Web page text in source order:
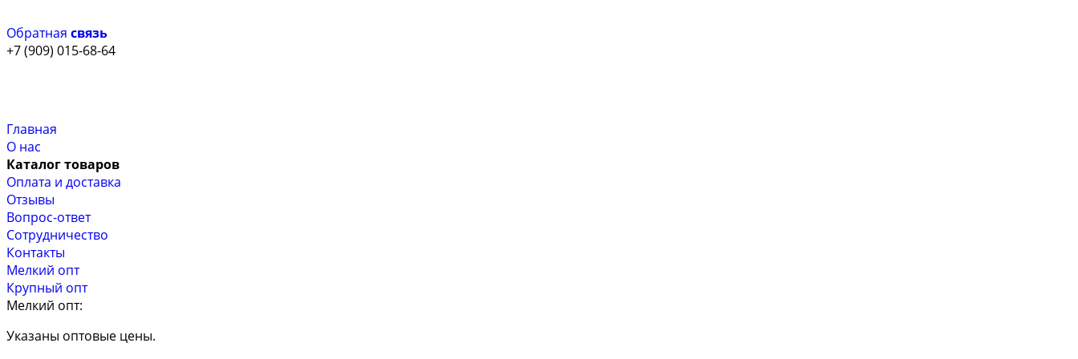
Обратная связь
+7 (909) 015-68-64
Главная
О нас
Каталог товаров
Оплата и доставка
Отзывы
Вопрос-ответ
Сотрудничество
Контакты
Мелкий опт
Крупный опт
Мелкий опт:
Указаны оптовые цены.